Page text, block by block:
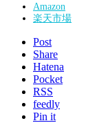
Amazon
楽天市場
Post
Share
Hatena
Pocket
RSS
feedly
Pin it